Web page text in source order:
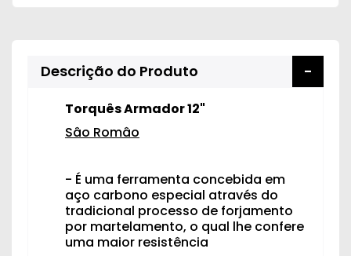
Descrição do Produto
Torquês Armador 12"
Sâo Româo
- É uma ferramenta concebida em
aço carbono especial através do
tradicional processo de forjamento
por martelamento, o qual lhe confere
uma maior resistência